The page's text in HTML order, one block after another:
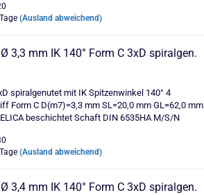
(Ausland abweichend)
3,3 mm IK 140° Form C 3xD spiralgen.
spiralgenutet mit IK Spitzenwinkel 140° 4
Form C D(m7)=3,3 mm SL=20,0 mm GL=62,0 mm
beschichtet Schaft DIN 6535HA M/S/N
(Ausland abweichend)
3,4 mm IK 140° Form C 3xD spiralgen.